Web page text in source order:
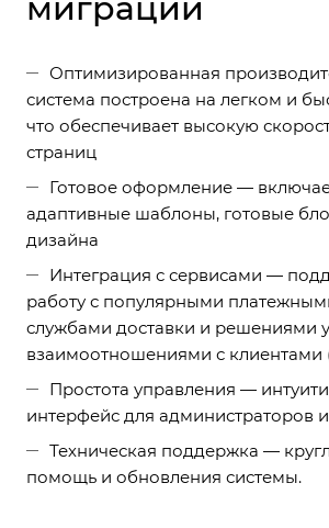
миграции
Оптимизированная
система построена на легком и
что обеспечивает высокую
страниц
Готовое оформление —
адаптивные шаблоны, готовые
дизайна
Интеграция с сервисами —
работу с популярными
службами доставки и решениями
взаимоотношениями с клиентами
Простота управления —
интерфейс для администраторов
Техническая поддержка —
помощь и обновления системы.